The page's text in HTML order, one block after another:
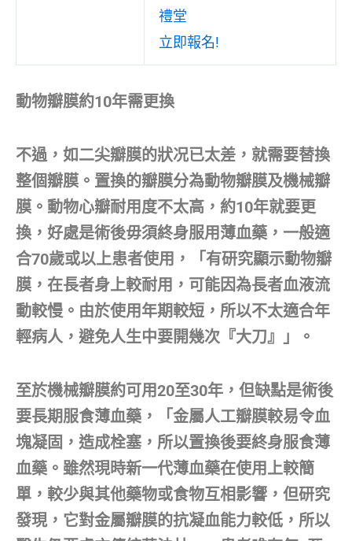
禮堂
立即報名!
動物瓣膜約10年需更換
不過，如二尖瓣膜的狀况已太差，就需要替換
整個瓣膜。置換的瓣膜分為動物瓣膜及機械瓣
膜。動物心瓣耐用度不太高，約10年就要更
換，好處是術後毋須終身服用薄血藥，一般適
合70歲或以上患者使用，「有研究顯示動物瓣
膜，在長者身上較耐用，可能因為長者血液流
動較慢。由於使用年期較短，所以不太適合年
輕病人，避免人生中要開幾次『大刀』」。
至於機械瓣膜約可用20至30年，但缺點是術後
要長期服食薄血藥，「金屬人工瓣膜較易令血
塊凝固，造成栓塞，所以置換後要終身服食薄
血藥。雖然現時新一代薄血藥在使用上較簡
單，較少與其他藥物或食物互相影響，但研究
發現，它對金屬瓣膜的抗凝血能力較低，所以